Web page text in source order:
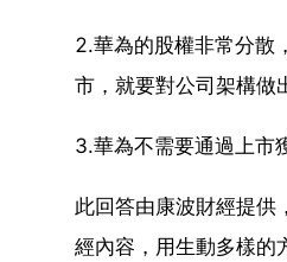
2.華為的股權非常分散
市，就要對公司架構做
3.華為不需要通過上市
此回答由康波財經提供
經內容，用生動多樣的